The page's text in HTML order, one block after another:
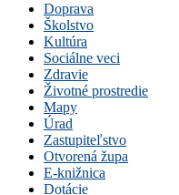
Doprava
Školstvo
Kultúra
Sociálne veci
Zdravie
Životné prostredie
Mapy
Úrad
Zastupiteľstvo
Otvorená župa
E-knižnica
Dotácie